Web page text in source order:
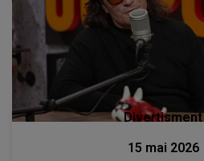
Divertisment
15 mai 2026